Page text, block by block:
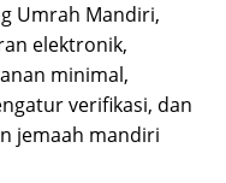
Umrah Mandiri,
elektronik,
minimal,
verifikasi, dan
jemaah mandiri